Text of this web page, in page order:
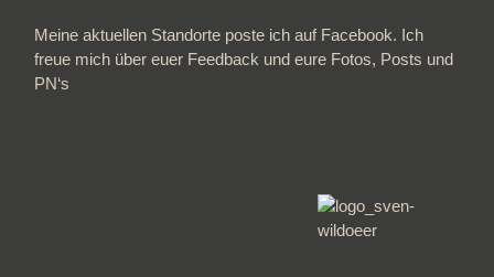
Meine aktuellen Standorte poste ich auf Facebook. Ich
freue mich über euer Feedback und eure Fotos, Posts und
PN‘s